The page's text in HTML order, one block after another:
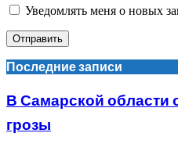
Уведомлять меня о новых
Последние записи
В Самарской области
грозы